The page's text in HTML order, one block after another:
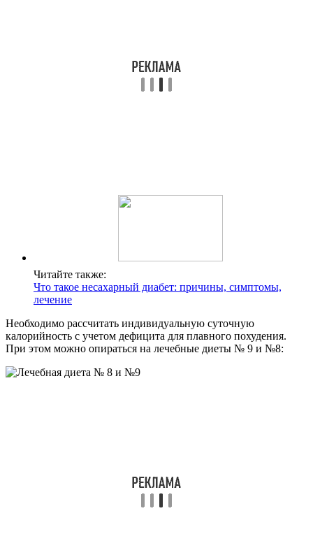
Читайте также:
Что такое несахарный диабет: причины, симптомы,
лечение
Необходимо рассчитать индивидуальную суточную
калорийность с учетом дефицита для плавного похудения.
При этом можно опираться на лечебные диеты № 9 и №8: